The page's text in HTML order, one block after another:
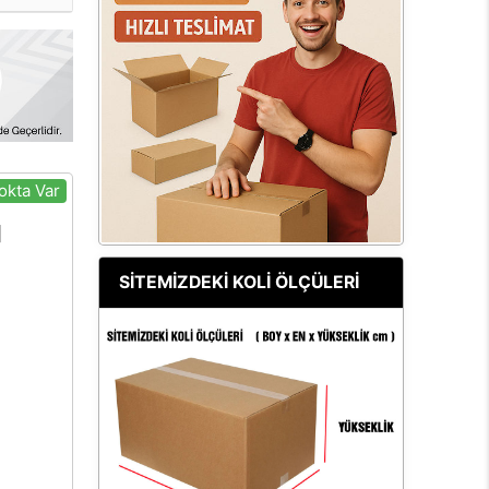
Var
SİTEMİZDEKİ KOLİ ÖLÇÜLERİ